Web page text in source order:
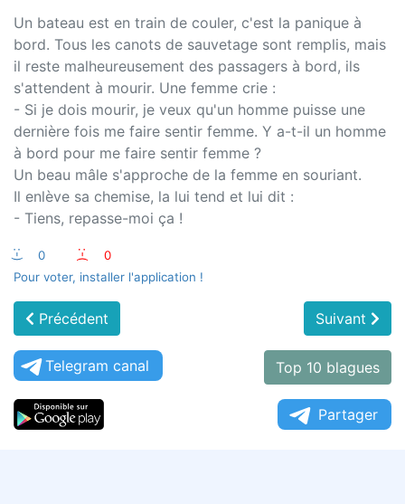
Un bateau est en train de couler, c'est la panique à
bord. Tous les canots de sauvetage sont remplis, mais
il reste malheureusement des passagers à bord, ils
s'attendent à mourir. Une femme crie :
- Si je dois mourir, je veux qu'un homme puisse une
dernière fois me faire sentir femme. Y a-t-il un homme
à bord pour me faire sentir femme ?
Un beau mâle s'approche de la femme en souriant.
Il enlève sa chemise, la lui tend et lui dit :
- Tiens, repasse-moi ça !
:-) 0 :-(
0
Pour voter, installer l'application !
Précédent Suivant
Telegram canal Top 10 blagues
Partager